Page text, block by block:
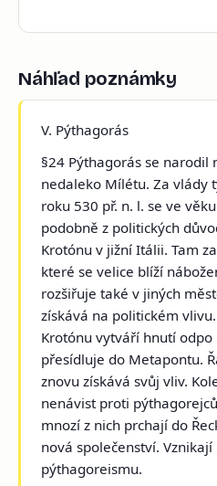
Náhľad poznámky
V. Pýthagorás
§24 Pýthagorás se narodil
nedaleko Mílétu. Za vlády
roku 530 př. n. l. se ve
podobně z politických
Krotónu v jižní Itálii. Tam
které se velice blíží
rozšiřuje také v jiných
získává na politickém
Krotónu vytváří hnutí
přesídluje do Metapontu.
znovu získává svůj vliv.
nenávist proti
mnozí z nich prchají do
nová společenství.
pýthagoreismu.